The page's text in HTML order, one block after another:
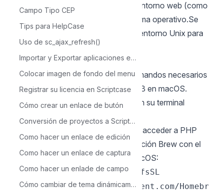
Campo Tipo CEP
Tips para HelpCase
Uso de sc_ajax_refresh()
Importar y Exportar aplicaciones en Scriptcase
Colocar imagen de fondo del menu
Registrar su licencia en Scriptcase
Cómo crear un enlace de butón
Conversión de proyectos a Scriptcase 9
Como hacer un enlace de edición
Como hacer un enlace de captura
Como hacer un enlade de campo
Cómo cambiar de tema dinámicamente a través de la aplicación Menú
recomienda no instalar ningún otro entorno web (como
XAMP, Zend Server, etc.) en el sistema operativo.Se
recomienda tener conocimiento del entorno Unix para
usar el terminal.
Configurar PHP
A continuación se enumeran los comandos necesarios
para la instalación manual de PHP 7.3 en macOS.
Compruebe el nombre del paquete en su terminal
macOS correctamente.
1 - Necesita instalar Homebrew para acceder a PHP
7.3 y sus paquetes. Realice la instalación Brew con el
siguiente comando en el terminal macOS:
/usr/bin/ruby -e "$(curl -fsSL
https://raw.githubusercontent.com/Homebr